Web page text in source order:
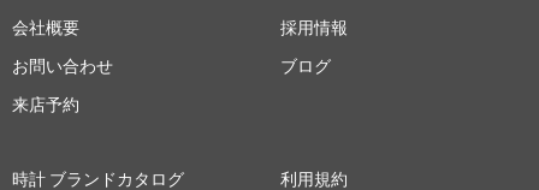
会社概要
お問い合わせ
来店予約
採用情報
ブログ
時計 ブランドカタログ
利用規約